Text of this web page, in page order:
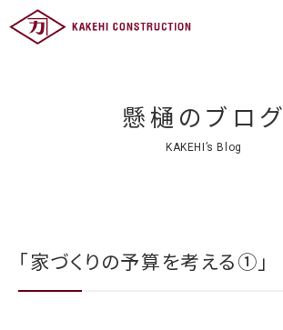
懸樋のブログ
KAKEHI’s Blog
「家づくりの予算を考える①」